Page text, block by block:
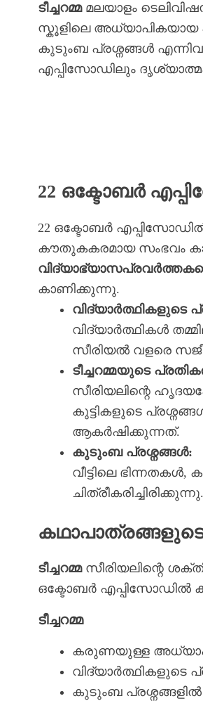
ടീച്ചറമ്മമലയാളം
സ്കൂളിലെ അധ്യാപികയായ
കുടുംബ പ്രശ്നങ്ങൾ
എപ്പിസോഡിലും
22 ഒക്ടോബർ
22 ഒക്ടോബർ
കൗതുകകരമായ സംഭവം
കാണിക്കുന്നു.
വിദ്യാർത്ഥികളുടെ
വിദ്യാർത്ഥികൾ
സീരിയൽ വളരെ
ടീച്ചറമ്മയുടെ
സീരിയലിന്റെ
കുട്ടികളുടെ
ആകർഷിക്കുന്നത്.
കുടുംബ പ്രശ്നങ്ങൾ:
വീട്ടിലെ
ചിത്രീകരിച്ചിരിക്കുന്നു.
ടീച്ചറമ്മസീരിയലിന്റെ
ഒക്ടോബർ എപ്പിസോഡിൽ
ടീച്ചറമ്മ
കരുണയുള്ള
വിദ്യാർത്ഥികളുടെ
കുടുംബ